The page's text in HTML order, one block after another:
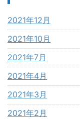
2021年12月
2021年10月
2021年7月
2021年4月
2021年3月
2021年2月